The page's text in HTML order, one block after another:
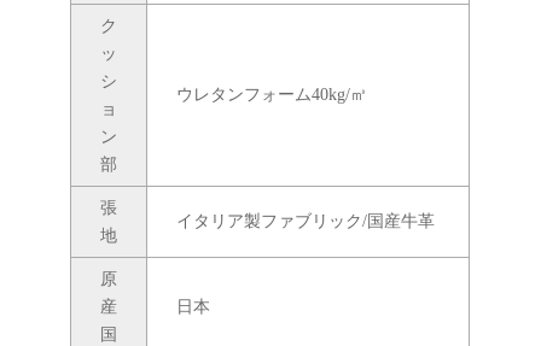
ク
ッ
シ
ョ
ン
部
ウレタンフォーム40kg/㎥
張
地
イタリア製ファブリック/国産牛革
原
産
国
日本